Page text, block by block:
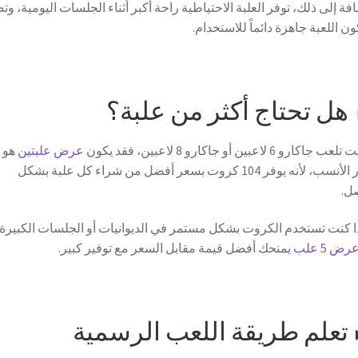
إلى ذلك، توفر العلبة الاحتياطية راحة أكبر أثناء الجلسات اليومية،
اللعبة جاهزة دائماً للاستخدام.
هل تحتاج أكثر من علبة؟
6 لاعبين أو جاكارو 8 لاعبين، فقد يكون عرض علبتين هو
الخيار الأنسب، لأنه يوفر 104 كروت بسعر أفضل من شراء كل علبة بشكل
كنت تستخدم الكروت بشكل مستمر في الديوانيات أو الجلسات
5 علب
يمنحك أفضل قيمة مقابل السعر مع توفير كبير.
تعلم طريقة اللعب الرسمية